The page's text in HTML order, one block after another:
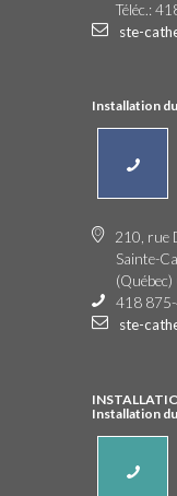
Téléc.:
ste-
Installation
210, rue
Sainte-
418
ste-
Installation